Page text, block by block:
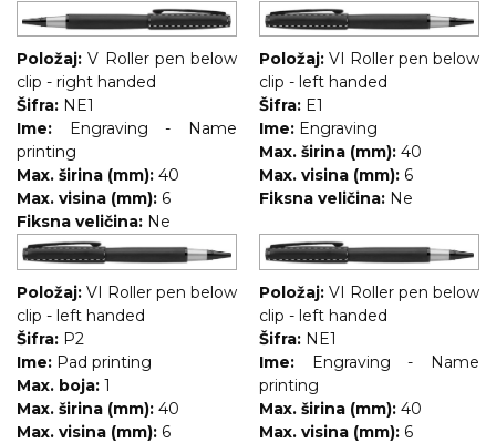
Položaj: V Roller pen below
clip - right handed
Šifra: NE1
Ime:
Engraving - Name
printing
Max. širina (mm): 40
Max. visina (mm): 6
Fiksna veličina: Ne
Položaj: VI Roller pen below
clip - left handed
Šifra: E1
Ime: Engraving
Max. širina (mm): 40
Max. visina (mm): 6
Fiksna veličina: Ne
Položaj: VI Roller pen below
clip - left handed
Šifra: P2
Ime: Pad printing
Max. boja: 1
Max. širina (mm): 40
Max. visina (mm): 6
Položaj: VI Roller pen below
clip - left handed
Šifra: NE1
Ime:
Engraving - Name
printing
Max. širina (mm): 40
Max. visina (mm): 6